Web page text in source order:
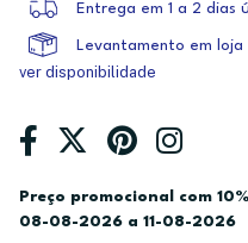
Entrega em 1 a 2 dias
Levantamento em loja
ver disponibilidade
Preço promocional com
08-08-2026 a 11-08-2026